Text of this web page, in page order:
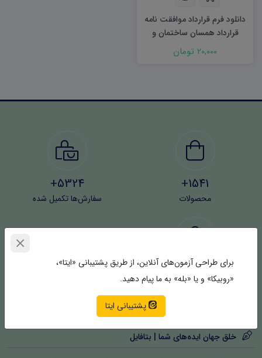
دانلود فرم قرارداد موافقت نامه
قرارداد همسان ساختمان و
نصب (C)20,000 تومان
1541+
محصولات
5324+
سفارش‌ها تکمیل شده
4373+
کاربران
خلق جهان ایده‌های شما | بتافایل
برای طراحی آزمون‌های آنلاین، از طریق پشتیبانی «ایتا»،
«روبیکا» و یا «بله» به ما پیام دهید.
پشتیبانی ایتا